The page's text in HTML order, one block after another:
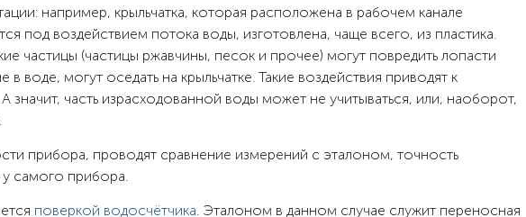
например, крыльчатка, которая расположена в рабочем канале
под воздействием потока воды, изготовлена, чаще всего, из пластика.
частицы (частицы ржавчины, песок и прочее) могут повредить лопасти
в воде, могут оседать на крыльчатке. Такие воздействия приводят к
часть израсходованной воды может не учитываться, или, наоборот,
прибора, проводят сравнение измерений с эталоном, точность
самого прибора.
поверкой водосчётчика. Эталоном в данном случае служит переносная